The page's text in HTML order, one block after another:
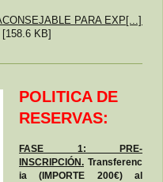
PARA EXP[...]
[158.6 KB]
POLITICA DE
RESERVAS:
FASE 1: PRE-
INSCRIPCIÓN. Transferenc
ia (IMPORTE 200€) al